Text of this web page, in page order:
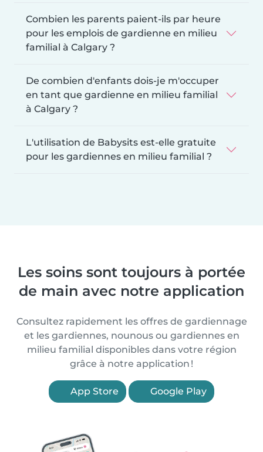
Combien les parents paient-ils par heure
pour les emplois de gardienne en milieu
familial à Calgary ?
De combien d'enfants dois-je m'occuper
en tant que gardienne en milieu familial
à Calgary ?
L'utilisation de Babysits est-elle gratuite
pour les gardiennes en milieu familial ?
Les soins sont toujours à portée
de main avec notre application
Consultez rapidement les offres de gardiennage
et les gardiennes, nounous ou gardiennes en
milieu familial disponibles dans votre région
grâce à notre application !
App Store Google Play